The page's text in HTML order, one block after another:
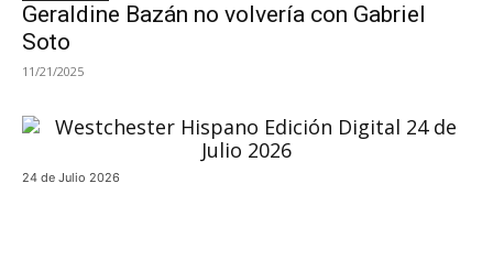
Geraldine Bazán no volvería con Gabriel
Soto
11/21/2025
24 de Julio 2026